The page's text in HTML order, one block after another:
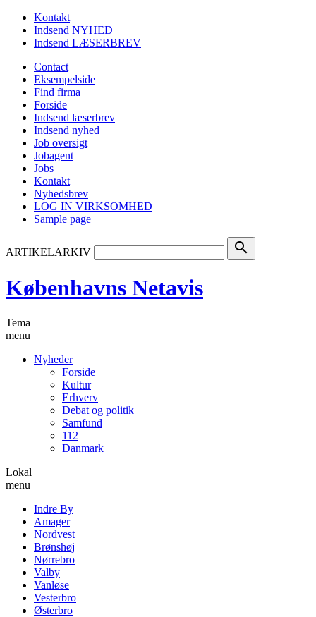
Kontakt
Indsend NYHED
Indsend LÆSERBREV
Contact
Eksempelside
Find firma
Forside
Indsend læserbrev
Indsend nyhed
Job oversigt
Jobagent
Jobs
Kontakt
Nyhedsbrev
LOG IN VIRKSOMHED
Sample page
ARTIKELARKIV search
Københavns Netavis
Tema
menu
Nyheder
Forside
Kultur
Erhverv
Debat og politik
Samfund
112
Danmark
Lokal
menu
Indre By
Amager
Nordvest
Brønshøj
Nørrebro
Valby
Vanløse
Vesterbro
Østerbro